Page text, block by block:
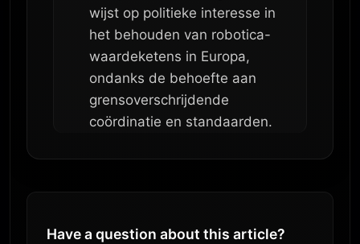
wijst op politieke interesse in
het behouden van robotica-
waardeketens in Europa,
ondanks de behoefte aan
grensoverschrijdende
coördinatie en standaarden.
Have a question about this article?